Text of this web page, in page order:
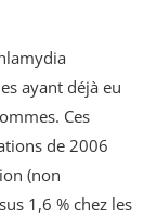
ayant déjà eu
Ces
de 2006
(non
1,6 % chez les